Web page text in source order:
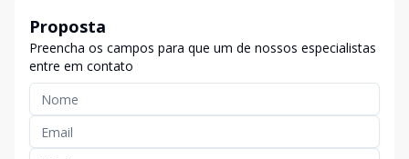
Proposta
Preencha os campos para que um de nossos especialistas
entre em contato